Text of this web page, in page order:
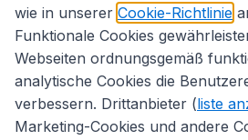
Internationale Webseiten
wie in unserer Cookie-Richtlinie
Funktionale Cookies
Webseiten ordnungsgemäß
analytische Cookies die
verbessern. Drittanbieter (liste
Marketing-Cookies und andere